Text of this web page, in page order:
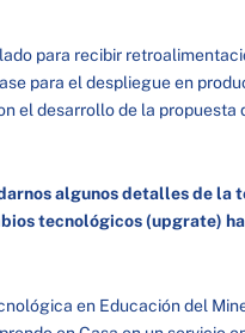
para recibir
para el despliegue en
el desarrollo de la propuesta
algunos detalles de la
tecnológicos (upgrate)
en Educación del